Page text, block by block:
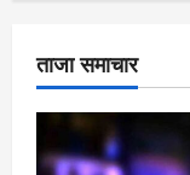
ताजा समाचार